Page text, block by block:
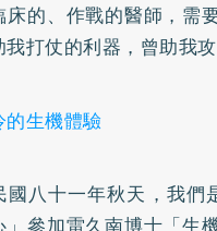
床的、作戰的醫師，需
打仗的利器，曾助我攻
生機體驗
國八十一年秋天，我們